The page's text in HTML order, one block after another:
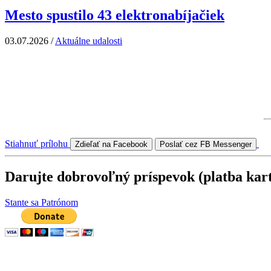
Mesto spustilo 43 elektronabíjačiek
03.07.2026 /Aktuálne udalosti
Stiahnuť prílohu Zdieľať na Facebook Poslať cez FB Messenger
Darujte dobrovoľný príspevok (platba
Stante sa Patrónom